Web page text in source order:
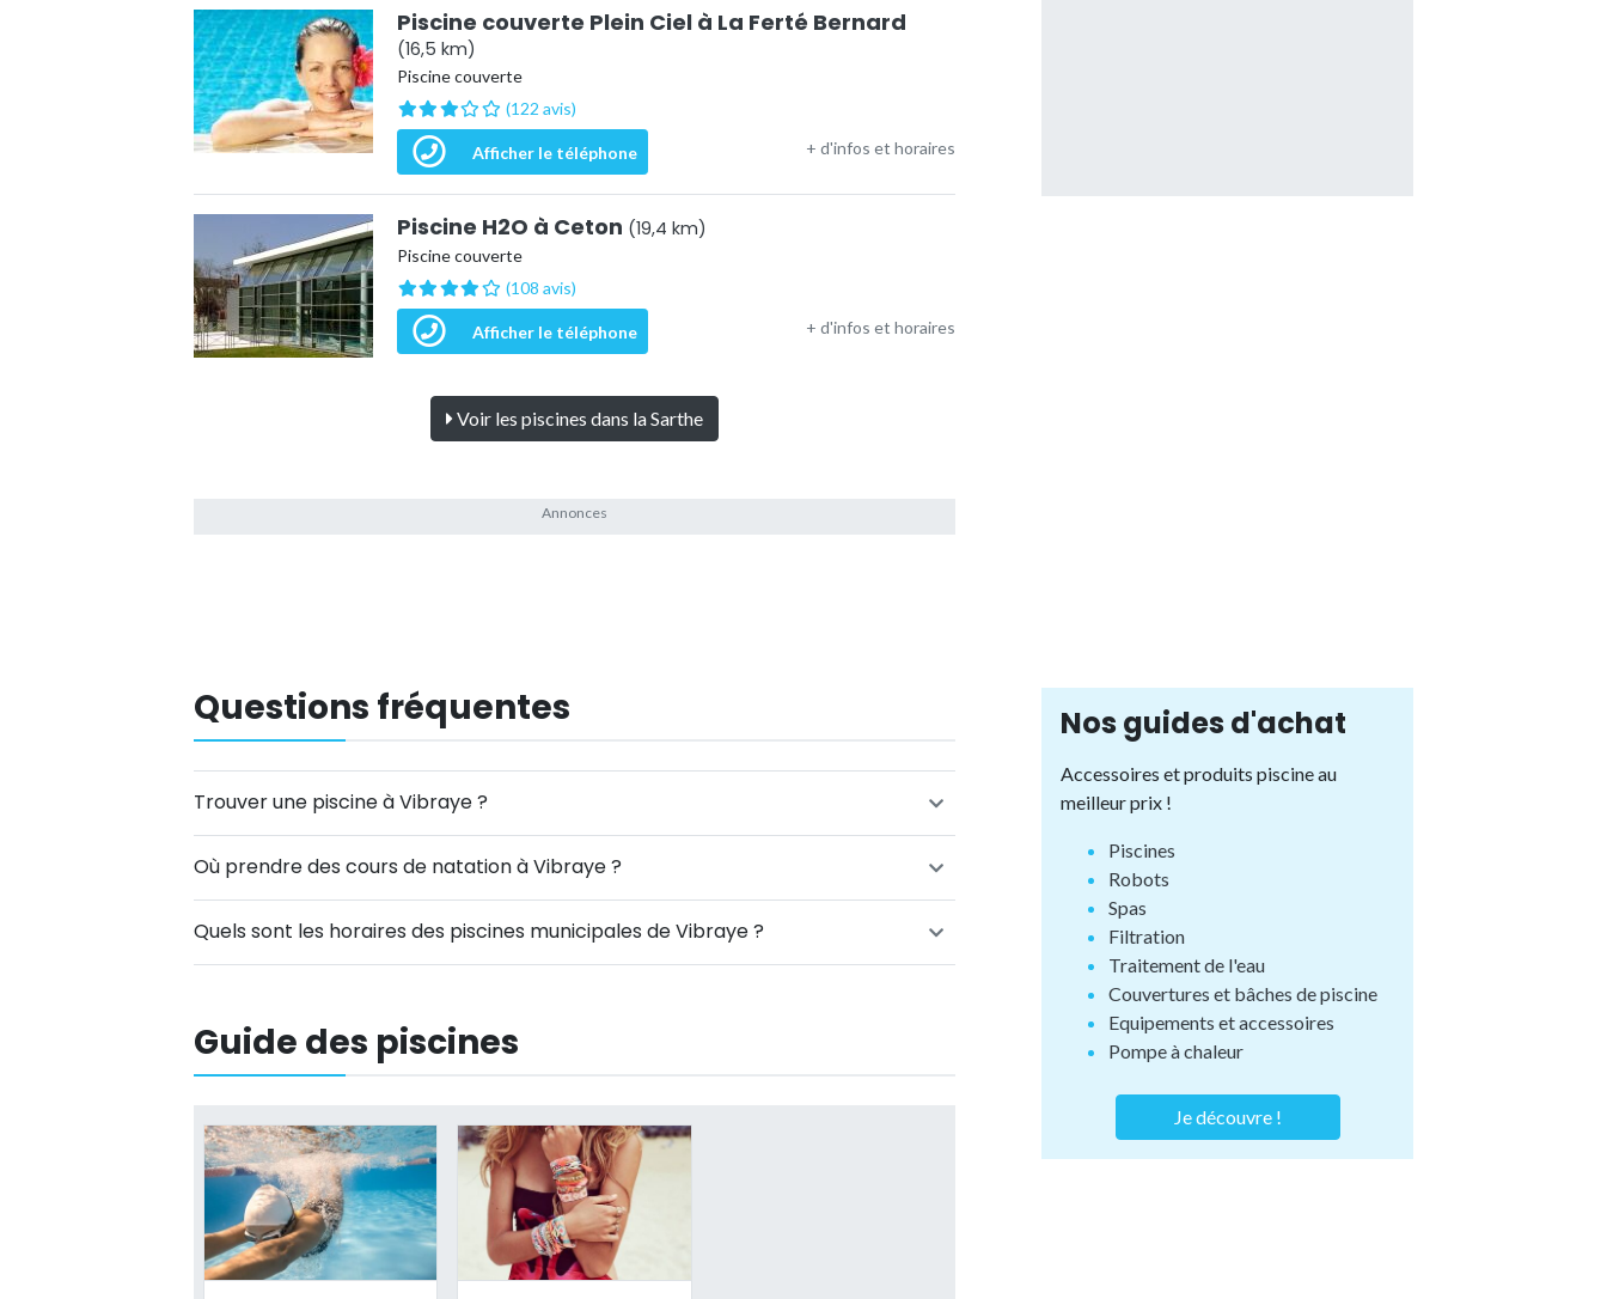
Piscine couverte Plein Ciel à La Ferté Bernard
(16,5 km)
Piscine couverte
(122 avis)
Afficher le téléphone + d'infos et horaires
Piscine H2O à Ceton (19,4 km)
Piscine couverte
(108 avis)
Afficher le téléphone + d'infos et horaires
Voir les piscines dans la Sarthe
Questions fréquentes
Trouver une piscine à Vibraye ?
Où prendre des cours de natation à Vibraye ?
Quels sont les horaires des piscines municipales de Vibraye ?
Guide des piscines
Nos guides d'achat
Accessoires et produits piscine au
meilleur prix !
Piscines
Robots
Spas
Filtration
Traitement de l'eau
Couvertures et bâches de piscine
Equipements et accessoires
Pompe à chaleur
Je découvre !